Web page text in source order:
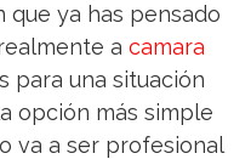
que ya has pensado
a camara
para una situación
opción más simple
va a ser profesional